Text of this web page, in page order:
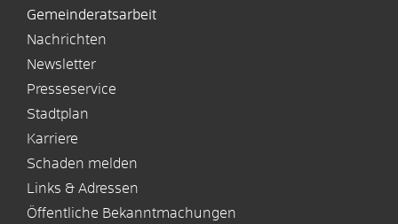
Gemeinderatsarbeit
Nachrichten
Newsletter
Presseservice
Stadtplan
Karriere
Schaden melden
Links & Adressen
Öffentliche Bekanntmachungen